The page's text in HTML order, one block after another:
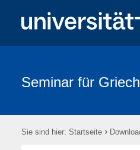
Seminar für
Sie sind hier: Startseite ›